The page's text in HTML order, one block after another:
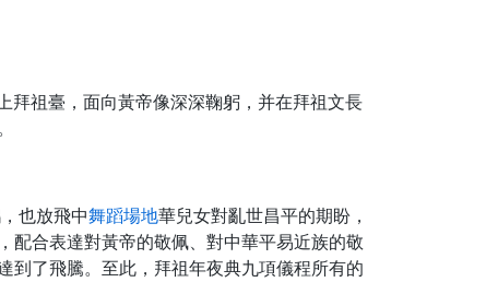
拜祖臺，面向黃帝像深深鞠躬，并在拜祖文長
也放飛中舞蹈場地華兒女對亂世昌平的期盼，
配合表達對黃帝的敬佩、對中華平易近族的敬
到了飛騰。至此，拜祖年夜典九項儀程所有的